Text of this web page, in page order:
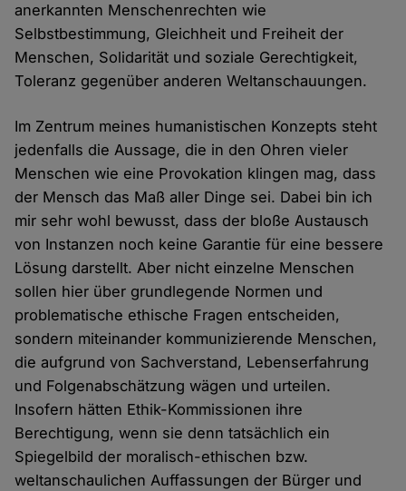
anerkannten Menschenrechten wie
Selbstbestimmung, Gleichheit und Freiheit der
Menschen, Solidarität und soziale Gerechtigkeit,
Toleranz gegenüber anderen Weltanschauungen.
Im Zentrum meines humanistischen Konzepts steht
jedenfalls die Aussage, die in den Ohren vieler
Menschen wie eine Provokation klingen mag, dass
der Mensch das Maß aller Dinge sei. Dabei bin ich
mir sehr wohl bewusst, dass der bloße Austausch
von Instanzen noch keine Garantie für eine bessere
Lösung darstellt. Aber nicht einzelne Menschen
sollen hier über grundlegende Normen und
problematische ethische Fragen entscheiden,
sondern miteinander kommunizierende Menschen,
die aufgrund von Sachverstand, Lebenserfahrung
und Folgenabschätzung wägen und urteilen.
Insofern hätten Ethik-Kommissionen ihre
Berechtigung, wenn sie denn tatsächlich ein
Spiegelbild der moralisch-ethischen bzw.
weltanschaulichen Auffassungen der Bürger und